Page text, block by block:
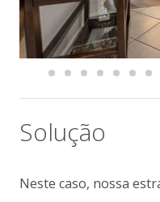
Solução
Neste caso, nossa